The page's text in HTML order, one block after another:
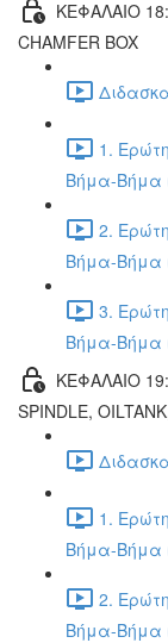
ΚΕΦΑΛΑΙΟ
CHAMFER BOX
1.
Βήμα-Βήμα
2.
Βήμα-Βήμα
3.
Βήμα-Βήμα
ΚΕΦΑΛΑΙΟ 19:
SPINDLE,
1.
Βήμα-Βήμα
2.
Βήμα-Βήμα